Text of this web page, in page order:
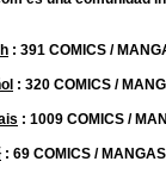
: 391 COMICS /
: 320 COMICS /
: 1009 COMICS /
: 69 COMICS /